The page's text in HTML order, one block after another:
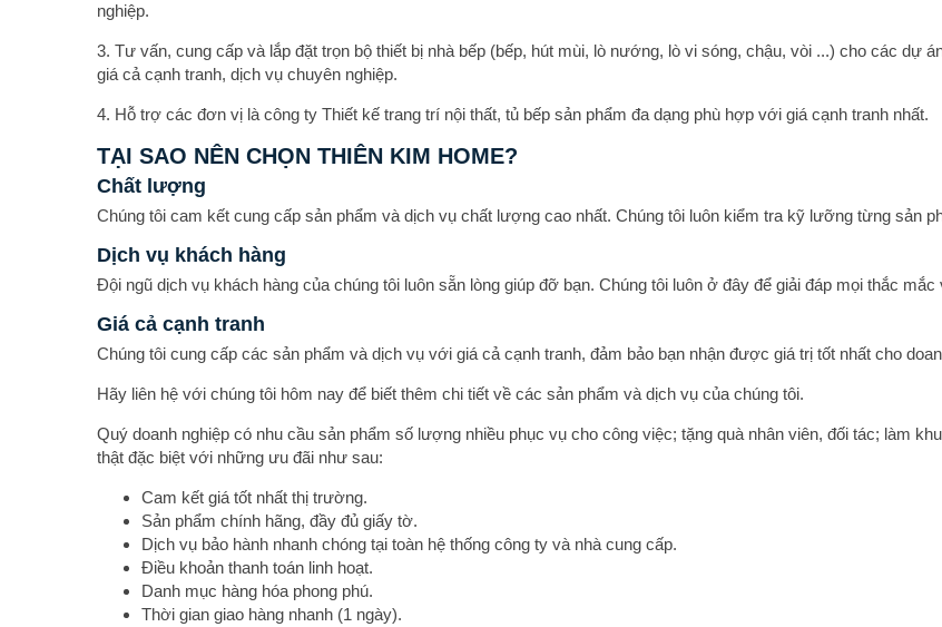
nghiệp.
3. Tư vấn, cung cấp và lắp đặt trọn bộ thiết bị nhà bếp (bếp, hút mùi, lò nướng, lò vi sóng, chậu, vòi ...) cho các dự
giá cả cạnh tranh, dịch vụ chuyên nghiệp.
4. Hỗ trợ các đơn vị là công ty Thiết kế trang trí nội thất, tủ bếp sản phẩm đa dạng phù hợp với giá cạnh tranh nhất.
TẠI SAO NÊN CHỌN THIÊN KIM HOME?
Chất lượng
Chúng tôi cam kết cung cấp sản phẩm và dịch vụ chất lượng cao nhất. Chúng tôi luôn kiểm tra kỹ lưỡng từng sản
Dịch vụ khách hàng
Đội ngũ dịch vụ khách hàng của chúng tôi luôn sẵn lòng giúp đỡ bạn. Chúng tôi luôn ở đây để giải đáp mọi thắc
Giá cả cạnh tranh
Chúng tôi cung cấp các sản phẩm và dịch vụ với giá cả cạnh tranh, đảm bảo bạn nhận được giá trị tốt nhất cho
Hãy liên hệ với chúng tôi hôm nay để biết thêm chi tiết về các sản phẩm và dịch vụ của chúng tôi.
Quý doanh nghiệp có nhu cầu sản phẩm số lượng nhiều phục vụ cho công việc; tặng quà nhân viên, đối tác; làm
thật đặc biệt với những ưu đãi như sau:
Cam kết giá tốt nhất thị trường.
Sản phẩm chính hãng, đầy đủ giấy tờ.
Dịch vụ bảo hành nhanh chóng tại toàn hệ thống công ty và nhà cung cấp.
Điều khoản thanh toán linh hoạt.
Danh mục hàng hóa phong phú.
Thời gian giao hàng nhanh (1 ngày).